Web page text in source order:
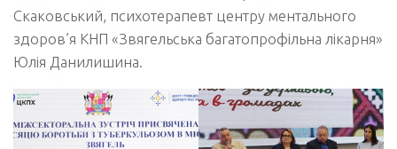
Скаковський, психотерапевт центру ментального
здоров’я КНП «Звягельська багатопрофільна лікарня»
Юлія Данилишина.